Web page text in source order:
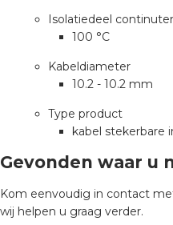
Isolatiedeel
100 °C
Kabeldiameter
10.2 - 10.2 mm
Type product
kabel stekerbare
Gevonden waar u
Kom eenvoudig in contact
wij helpen u graag verder.